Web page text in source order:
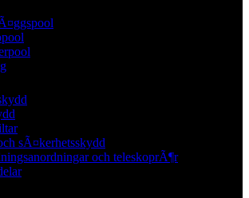
sÃ¤kerhetsskydd
och teleskoprÃ¶r